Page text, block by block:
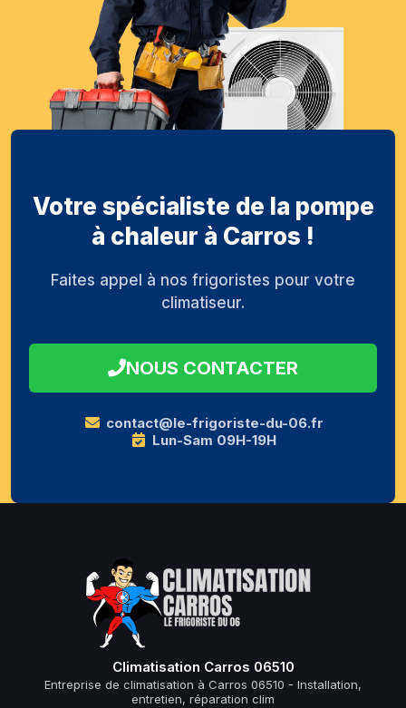
Votre spécialiste de la pompe
à chaleur à Carros !
Faites appel à nos frigoristes pour votre
climatiseur.
NOUS CONTACTER
contact@le-frigoriste-du-06.fr
Lun-Sam 09H-19H
Climatisation Carros 06510
Entreprise de climatisation à Carros 06510 - Installation,
entretien, réparation clim